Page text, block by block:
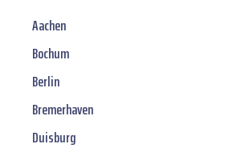
Aachen
Bochum
Berlin
Bremerhaven
Duisburg